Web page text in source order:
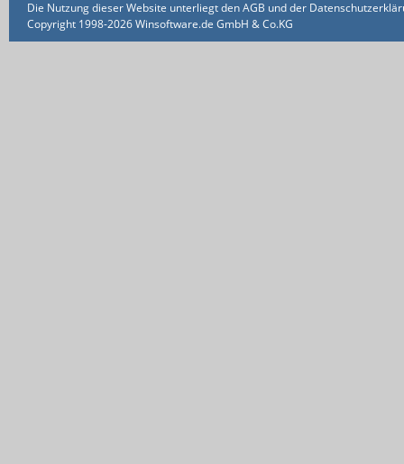
Die Nutzung dieser Website unterliegt den AGB und der
Copyright 1998-2026 Winsoftware.de GmbH & Co.KG